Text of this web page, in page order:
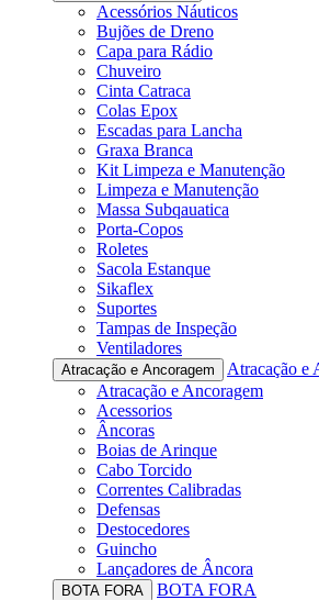
Acessórios Náuticos
Bujões de Dreno
Capa para Rádio
Chuveiro
Cinta Catraca
Colas Epox
Escadas para Lancha
Graxa Branca
Kit Limpeza e Manutenção
Limpeza e Manutenção
Massa Subqauatica
Porta-Copos
Roletes
Sacola Estanque
Sikaflex
Suportes
Tampas de Inspeção
Ventiladores
Atracação e Ancoragem
Atracação e
Atracação e Ancoragem
Acessorios
Âncoras
Boias de Arinque
Cabo Torcido
Correntes Calibradas
Defensas
Destocedores
Guincho
Lançadores de Âncora
BOTA FORA
BOTA FORA